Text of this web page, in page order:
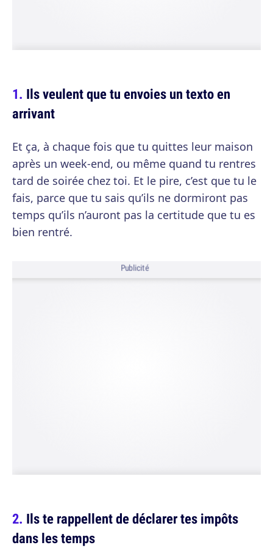
Ils veulent que tu envoies un texto en
arrivant
Et ça, à chaque fois que tu quittes leur maison
après un week-end, ou même quand tu rentres
tard de soirée chez toi. Et le pire, c’est que tu le
fais, parce que tu sais qu’ils ne dormiront pas
temps qu’ils n’auront pas la certitude que tu es
bien rentré.
Publicité
Ils te rappellent de déclarer tes impôts
dans les temps